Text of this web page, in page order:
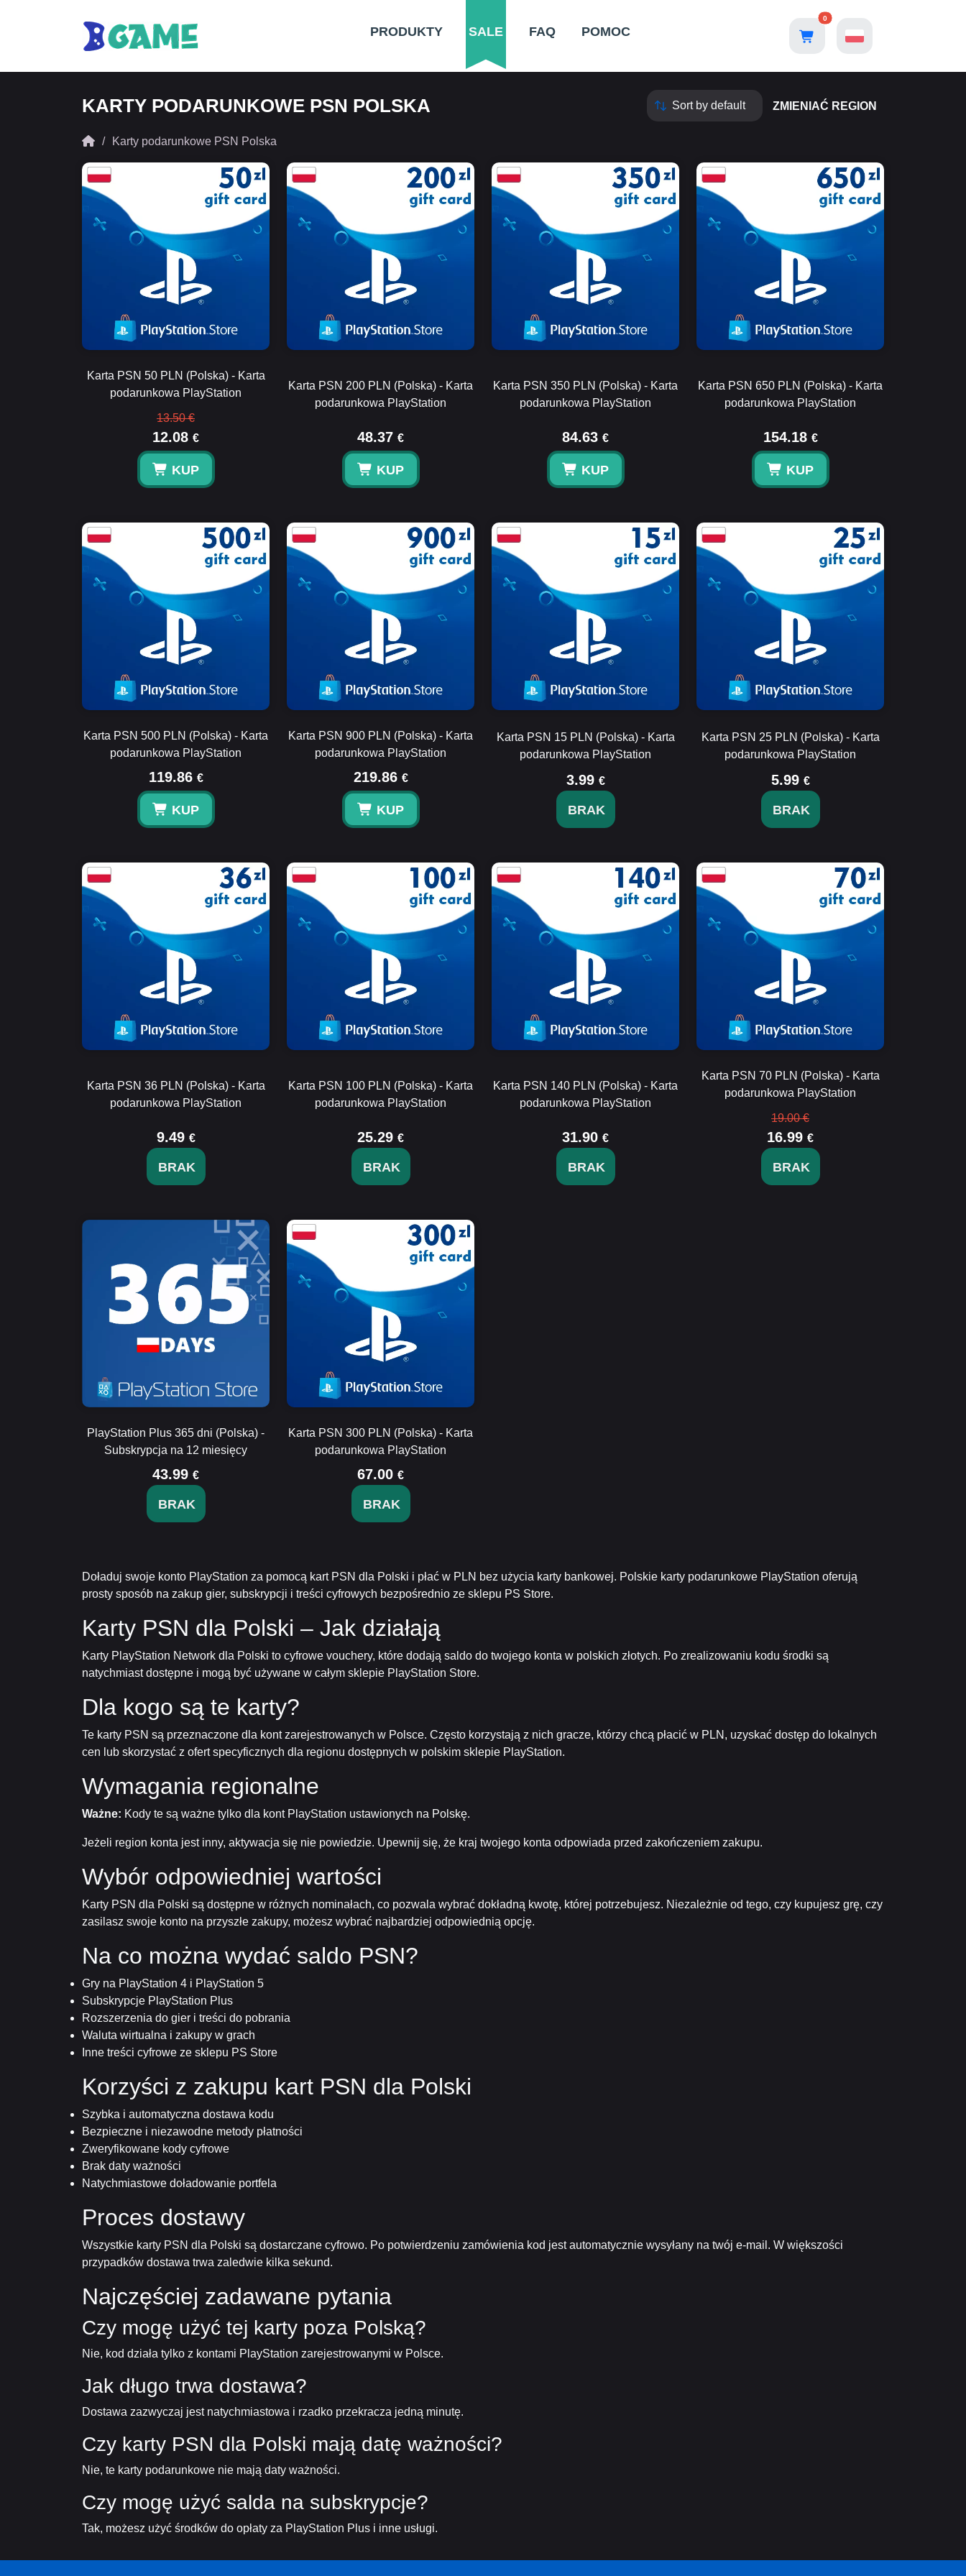
PRODUKTY SALE FAQ POMOC
0
KARTY PODARUNKOWE PSN POLSKA ZMIENIAĆ REGION
Karty podarunkowe PSN Polska
Karta PSN 50 PLN (Polska) - Karta
podarunkowa PlayStation
13.50 €
12.08 €
KUP
Karta PSN 200 PLN (Polska) - Karta
podarunkowa PlayStation
48.37 €
KUP
Karta PSN 350 PLN (Polska) - Karta
podarunkowa PlayStation
84.63 €
KUP
Karta PSN 650 PLN (Polska) - Karta
podarunkowa PlayStation
154.18 €
KUP
Karta PSN 500 PLN (Polska) - Karta
podarunkowa PlayStation
119.86 €
KUP
Karta PSN 900 PLN (Polska) - Karta
podarunkowa PlayStation
219.86 €
KUP
Karta PSN 15 PLN (Polska) - Karta
podarunkowa PlayStation
3.99 €
BRAK
Karta PSN 25 PLN (Polska) - Karta
podarunkowa PlayStation
5.99 €
BRAK
Karta PSN 36 PLN (Polska) - Karta
podarunkowa PlayStation
9.49 €
BRAK
Karta PSN 100 PLN (Polska) - Karta
podarunkowa PlayStation
25.29 €
BRAK
Karta PSN 140 PLN (Polska) - Karta
podarunkowa PlayStation
31.90 €
BRAK
Karta PSN 70 PLN (Polska) - Karta
podarunkowa PlayStation
19.00 €
16.99 €
BRAK
PlayStation Plus 365 dni (Polska) -
Subskrypcja na 12 miesięcy
43.99 €
BRAK
Karta PSN 300 PLN (Polska) - Karta
podarunkowa PlayStation
67.00 €
BRAK
Doładuj swoje konto PlayStation za pomocą kart PSN dla Polski i płać w PLN bez użycia karty bankowej. Polskie karty podarunkowe PlayStation oferują
prosty sposób na zakup gier, subskrypcji i treści cyfrowych bezpośrednio ze sklepu PS Store.
Karty PSN dla Polski – Jak działają
Karty PlayStation Network dla Polski to cyfrowe vouchery, które dodają saldo do twojego konta w polskich złotych. Po zrealizowaniu kodu środki są
natychmiast dostępne i mogą być używane w całym sklepie PlayStation Store.
Dla kogo są te karty?
Te karty PSN są przeznaczone dla kont zarejestrowanych w Polsce. Często korzystają z nich gracze, którzy chcą płacić w PLN, uzyskać dostęp do lokalnych
cen lub skorzystać z ofert specyficznych dla regionu dostępnych w polskim sklepie PlayStation.
Wymagania regionalne
Ważne: Kody te są ważne tylko dla kont PlayStation ustawionych na Polskę.
Jeżeli region konta jest inny, aktywacja się nie powiedzie. Upewnij się, że kraj twojego konta odpowiada przed zakończeniem zakupu.
Wybór odpowiedniej wartości
Karty PSN dla Polski są dostępne w różnych nominałach, co pozwala wybrać dokładną kwotę, której potrzebujesz. Niezależnie od tego, czy kupujesz grę, czy
zasilasz swoje konto na przyszłe zakupy, możesz wybrać najbardziej odpowiednią opcję.
Na co można wydać saldo PSN?
Gry na PlayStation 4 i PlayStation 5
Subskrypcje PlayStation Plus
Rozszerzenia do gier i treści do pobrania
Waluta wirtualna i zakupy w grach
Inne treści cyfrowe ze sklepu PS Store
Korzyści z zakupu kart PSN dla Polski
Szybka i automatyczna dostawa kodu
Bezpieczne i niezawodne metody płatności
Zweryfikowane kody cyfrowe
Brak daty ważności
Natychmiastowe doładowanie portfela
Proces dostawy
Wszystkie karty PSN dla Polski są dostarczane cyfrowo. Po potwierdzeniu zamówienia kod jest automatycznie wysyłany na twój e-mail. W większości
przypadków dostawa trwa zaledwie kilka sekund.
Najczęściej zadawane pytania
Czy mogę użyć tej karty poza Polską?
Nie, kod działa tylko z kontami PlayStation zarejestrowanymi w Polsce.
Jak długo trwa dostawa?
Dostawa zazwyczaj jest natychmiastowa i rzadko przekracza jedną minutę.
Czy karty PSN dla Polski mają datę ważności?
Nie, te karty podarunkowe nie mają daty ważności.
Czy mogę użyć salda na subskrypcje?
Tak, możesz użyć środków do opłaty za PlayStation Plus i inne usługi.